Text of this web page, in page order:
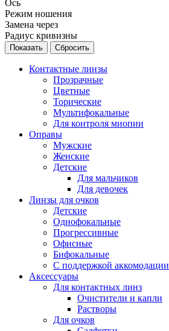
Ось
Режим ношения
Замена через
Радиус кривизны
Сбросить
Контактные линзы
Прозрачные
Цветные
Торические
Мультифокальные
Для контроля миопии
Оправы
Мужские
Женские
Детские
Для мальчиков
Для девочек
Линзы для очков
Детские
Однофокальные
Прогрессивные
Офисные
Бифокальные
С поддержкой аккомодации
Аксессуары
Для контактных линз
Очистители и капли
Растворы
Для очков